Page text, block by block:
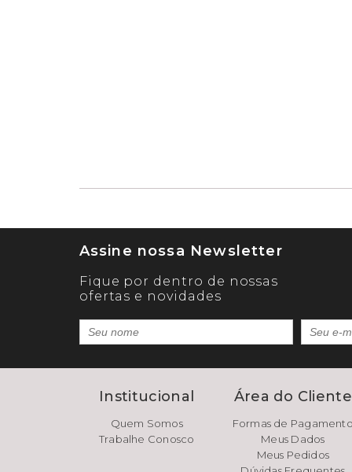
Assine nossa Newsletter
Fique por dentro de nossas
ofertas e novidades
Institucional
Quem Somos
Trabalhe Conosco
Área do Cliente
Formas de Pagamento
Meus Dados
Meus Pedidos